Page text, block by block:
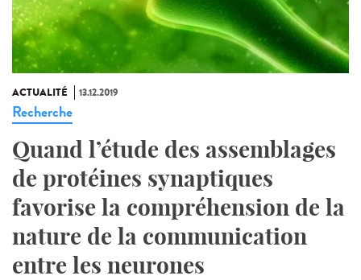
ACTUALITÉ 13.12.2019
Recherche
Quand l’étude des assemblages
de protéines synaptiques
favorise la compréhension de la
nature de la communication
entre les neurones